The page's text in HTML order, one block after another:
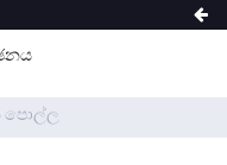
පොල්ල